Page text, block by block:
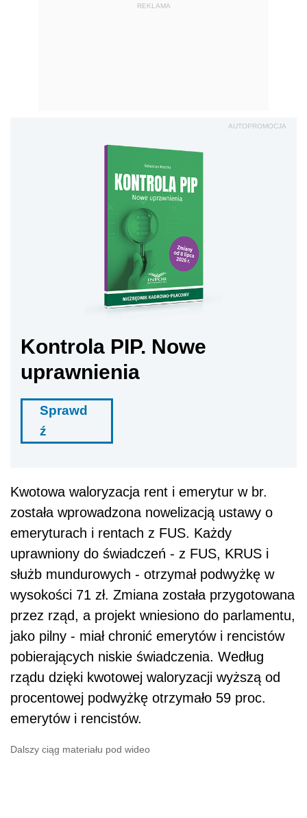
REKLAMA
AUTOPROMOCJA
Kontrola PIP. Nowe
uprawnienia
Sprawd
ź
Kwotowa waloryzacja rent i emerytur w br.
została wprowadzona nowelizacją ustawy o
emeryturach i rentach z FUS. Każdy
uprawniony do świadczeń - z FUS, KRUS i
służb mundurowych - otrzymał podwyżkę w
wysokości 71 zł. Zmiana została przygotowana
przez rząd, a projekt wniesiono do parlamentu,
jako pilny - miał chronić emerytów i rencistów
pobierających niskie świadczenia. Według
rządu dzięki kwotowej waloryzacji wyższą od
procentowej podwyżkę otrzymało 59 proc.
emerytów i rencistów.
Dalszy ciąg materiału pod wideo